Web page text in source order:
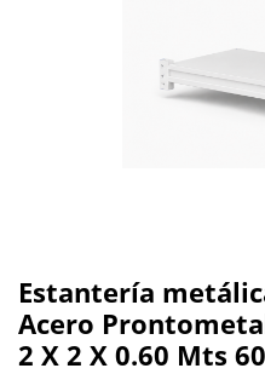
Estantería
Acero
2 X 2 X 0.60 Mts